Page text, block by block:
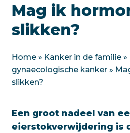
Mag ik
slikken?
Home » Kanker in de familie »
gynaecologische kanker »
slikken?
Een groot nadeel van
eierstokverwijdering is